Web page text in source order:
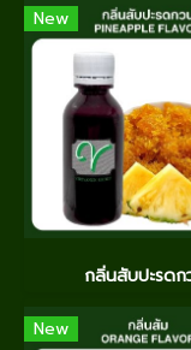
New
กลิ่นสับปะรดก
New